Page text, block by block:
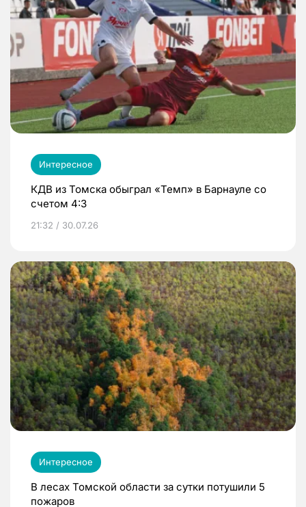
Интересное
КДВ из Томска обыграл «Темп» в Барнауле со
счетом 4:3
21:32 / 30.07.26
Интересное
В лесах Томской области за сутки потушили 5
пожаров